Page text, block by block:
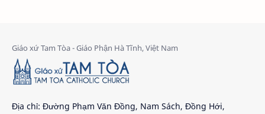
24 giờ cho chúa 24 giờ cho chúa 2026
4 nước châu phi
5 cách đơn giản dọn tâm hồn đón chúa 6 gương mặt
Địa chỉ: Đường Phạm Văn Đồng, Nam Sách, Đồng Hới,